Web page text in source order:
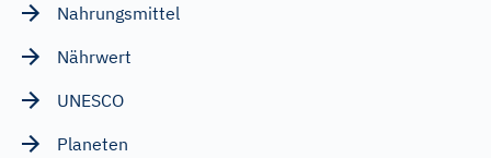
Nahrungsmittel
Nährwert
UNESCO
Planeten